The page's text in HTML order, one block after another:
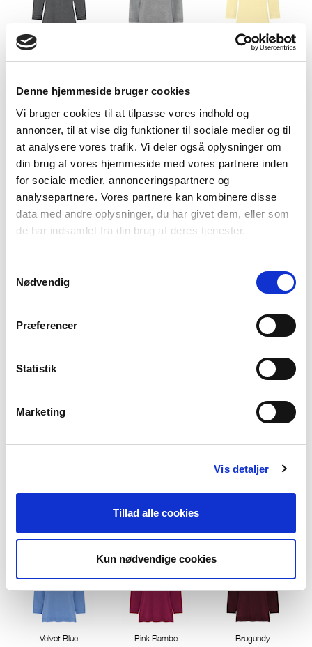
Denne hjemmeside bruger cookies
Vi bruger cookies til at tilpasse vores indhold og
annoncer, til at vise dig funktioner til sociale medier og til
at analysere vores trafik. Vi deler også oplysninger om
din brug af vores hjemmeside med vores partnere inden
for sociale medier, annonceringspartnere og
analysepartnere. Vores partnere kan kombinere disse
data med andre oplysninger, du har givet dem, eller som
de har indsamlet fra din brug af deres tjenester.
Nødvendig
Præferencer
Statistik
Marketing
Vis detaljer
Tillad alle cookies
Kun nødvendige cookies
Charcoal Melange Butter Yellow
Provence Blue Misty Rose Lemon Yellow
Pink Berry Flamingo Pink
Sugar Coral
Lavender Haze
Velvet Blue Pink Flambe Brugundy